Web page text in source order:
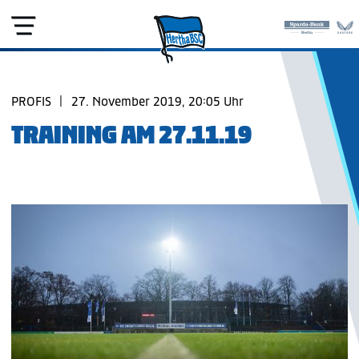
PROFIS 27. November 2019, 20:05 Uhr
TRAINING AM 27.11.19